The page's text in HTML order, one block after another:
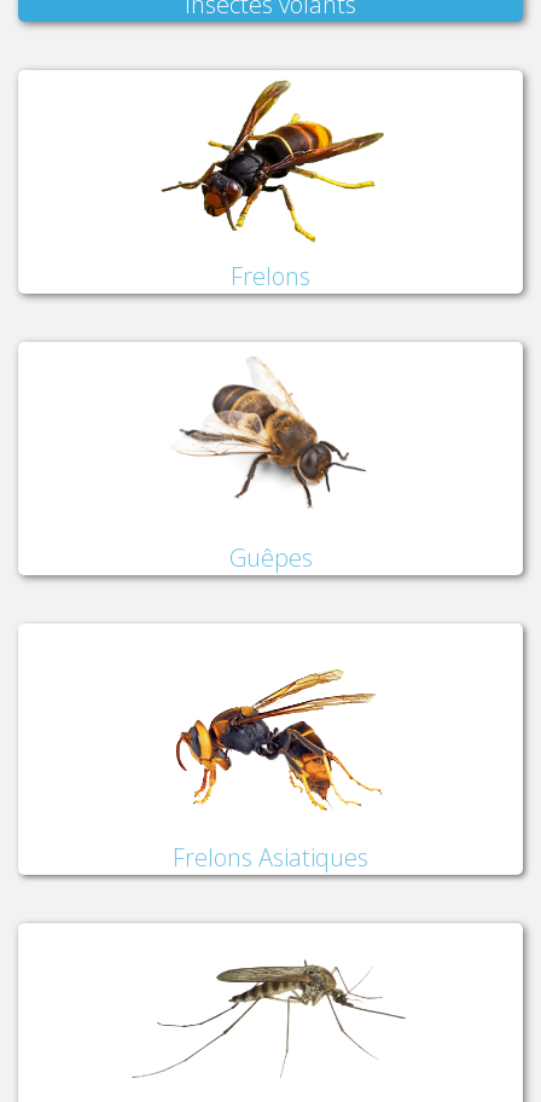
Frelons
Guêpes
Frelons Asiatiques